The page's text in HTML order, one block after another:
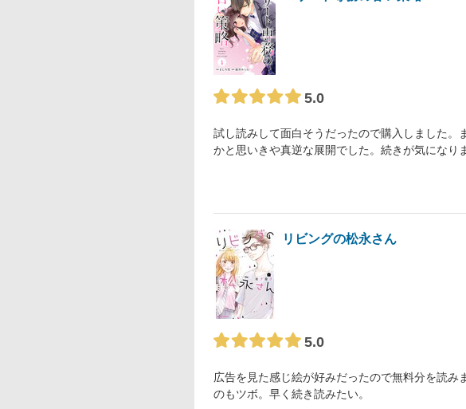
5.0
試し読みして面白そうだったので購入しました
かと思いきや真逆な展開でした。続きが気になり
リビングの松永さん
5.0
広告を見た感じ絵が好みだったので無料分を読
のもツボ。早く続き読みたい。